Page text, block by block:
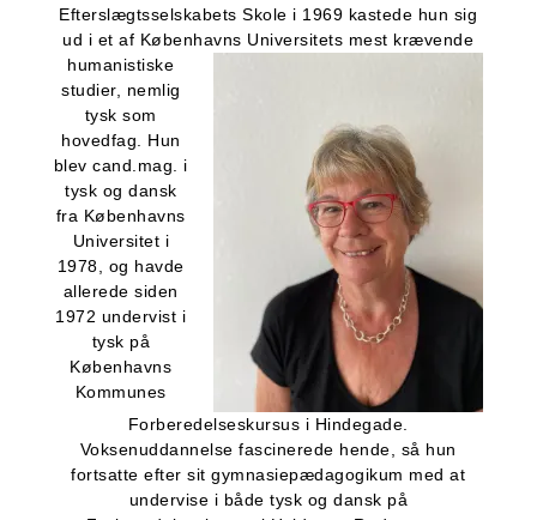
Efterslægtsselskabets Skole i 1969 kastede hun sig
ud i et af Københavns Universitets mest krævende
humanistiske
studier, nemlig
tysk som
hovedfag. Hun
blev cand.mag. i
tysk og dansk
fra Københavns
Universitet i
1978, og havde
allerede siden
1972 undervist i
tysk på
Københavns
Kommunes
Forberedelseskursus i Hindegade.
Voksenuddannelse fascinerede hende, så hun
fortsatte efter sit gymnasiepædagogikum med at
undervise i både tysk og dansk på